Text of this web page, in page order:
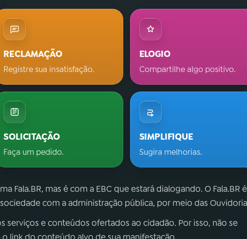
RECLAMAÇÃO
Registre sua insatisfação.
ELOGIO
Compartilhe algo positivo.
SOLICITAÇÃO
Faça um pedido.
SIMPLIFIQUE
Sugira melhorias.
Fala.BR, mas é com a EBC que estará dialogando. O Fala.BR é
com a administração pública, por meio das
serviços e conteúdos ofertados ao cidadão. Por isso, não se